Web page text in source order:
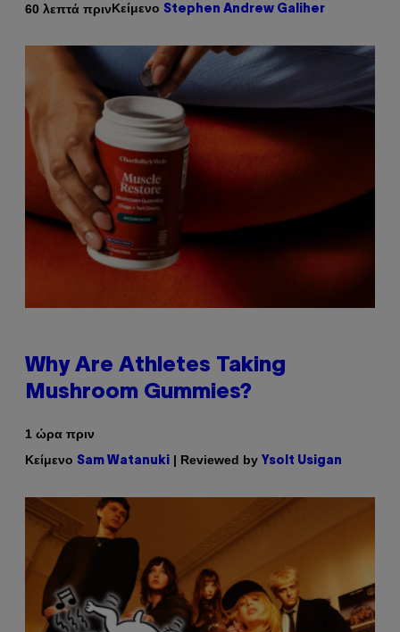
60 λεπτά πρινΚείμενο Stephen Andrew Galiher
Why Are Athletes Taking
Mushroom Gummies?
1 ώρα πριν
Κείμενο Sam Watanuki | Reviewed by Ysolt Usigan